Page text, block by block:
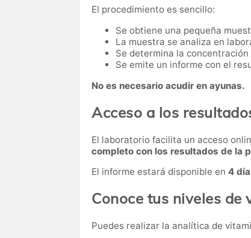
El procedimiento es sencillo:
Se obtiene una pequeña
La muestra se analiza en
Se determina la concentración
Se emite un informe con el
No es necesario acudir en ayunas.
Acceso a los
El laboratorio facilita un acceso
completo con los resultados de la
El informe estará disponible en 4
Conoce tus niveles de
Puedes realizar la analítica de